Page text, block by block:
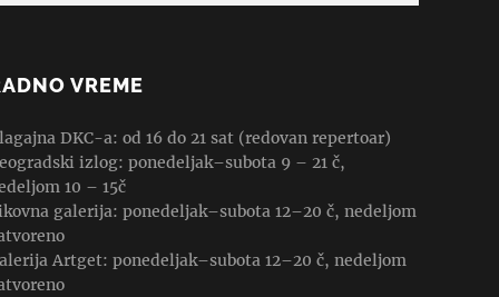
VREME
DKC-a: od 16 do 21 sat (redovan repertoar)
izlog: ponedeljak–subota 9 – 21 č,
10 – 15č
galerija: ponedeljak–subota 12–20 č, nedeljom
Artget: ponedeljak–subota 12–20 č, nedeljom